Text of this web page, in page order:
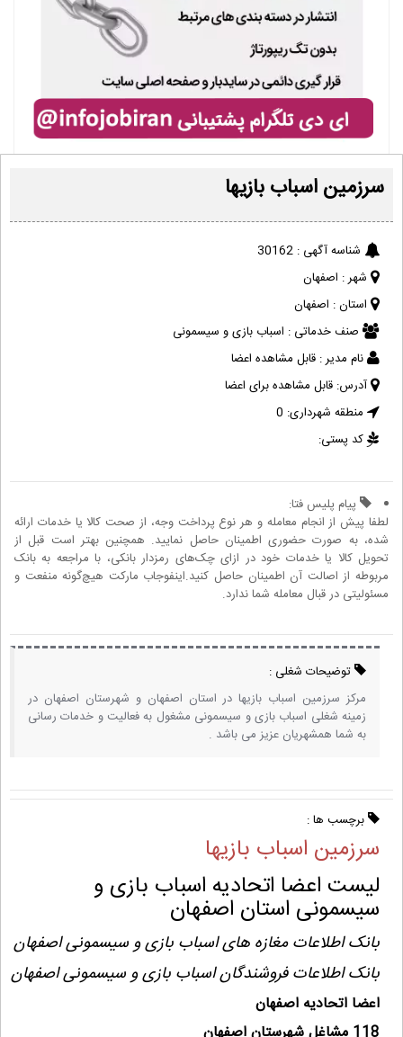
سرزمین اسباب بازیها
شناسه آگهی : 30162
شهر : اصفهان
استان : اصفهان
صنف خدماتی : اسباب بازی و سیسمونی
نام مدیر : قابل مشاهده اعضا
آدرس: قابل مشاهده برای اعضا
منطقه شهرداری: 0
کد پستی:
پیام پلیس فتا:
لطفا پیش از انجام معامله و هر نوع پرداخت وجه، از صحت کالا یا خدمات ارائه
شده، به صورت حضوری اطمینان حاصل نمایید. همچنین بهتر است قبل از
تحویل کالا یا خدمات خود در ازای چک‌های رمزدار بانکی، با مراجعه به بانک
مربوطه از اصالت آن اطمینان حاصل کنید.اینفوجاب مارکت هیچ‌گونه منفعت و
مسئولیتی در قبال معامله شما ندارد.
توضیحات شغلی :
مرکز سرزمین اسباب بازیها در استان اصفهان و شهرستان اصفهان در
زمینه شغلی اسباب بازی و سیسمونی مشغول به فعالیت و خدمات رسانی
به شما همشهریان عزیز می باشد .
برچسب ها :
سرزمین اسباب بازیها
لیست اعضا اتحادیه اسباب بازی و
سیسمونی استان اصفهان
بانک اطلاعات مغازه های اسباب بازی و سیسمونی اصفهان
بانک اطلاعات فروشندگان اسباب بازی و سیسمونی اصفهان
اعضا اتحادیه اصفهان